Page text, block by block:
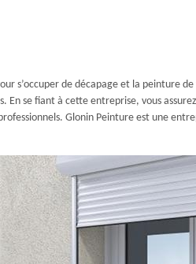
s’occuper de décapage et la peinture
se fiant à cette entreprise, vous
Glonin Peinture est une